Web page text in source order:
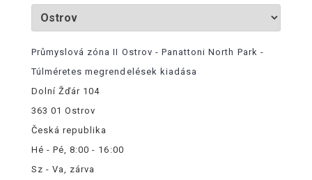
Průmyslová zóna II Ostrov - Panattoni North Park -
Túlméretes megrendelések kiadása
Dolní Žďár 104
363 01 Ostrov
Česká republika
Hé - Pé, 8:00 - 16:00
Sz - Va, zárva